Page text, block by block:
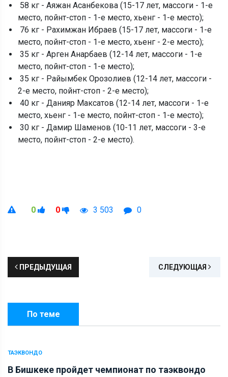
58 кг - Аяжан Асанбекова (15-17 лет, массоги - 1-е
место, пойнт-стоп - 1-е место, хьенг - 1-е место);
76 кг - Рахимжан Ибраев (15-17 лет, массоги - 1-е
место, пойнт-стоп - 1-е место, хьенг - 2-е место);
35 кг - Арген Анарбаев (12-14 лет, массоги - 1-е
место, пойнт-стоп - 1-е место);
35 кг - Райымбек Орозолиев (12-14 лет, массоги -
2-е место, пойнт-стоп - 2-е место);
40 кг - Данияр Максатов (12-14 лет, массоги - 1-е
место, хьенг - 1-е место, пойнт-стоп - 1-е место);
30 кг - Дамир Шаменов (10-11 лет, массоги - 3-е
место, пойнт-стоп - 2-е место).
0 0 3 503 0
ПРЕДЫДУЩАЯ СЛЕДУЮЩАЯ
По теме
ТАЭКВОНДО
В Бишкеке пройдет чемпионат по таэквондо